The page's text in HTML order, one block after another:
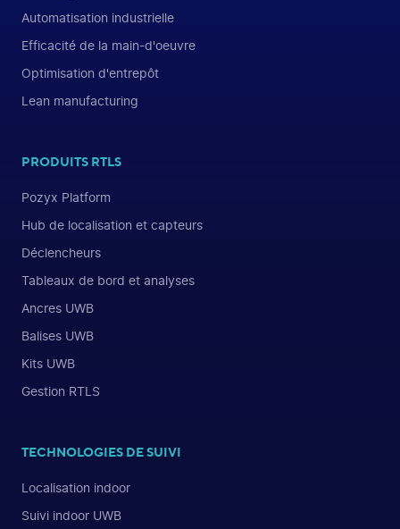
Automatisation industrielle
Efficacité de la main-d'oeuvre
Optimisation d'entrepôt
Lean manufacturing
PRODUITS RTLS
Pozyx Platform
Hub de localisation et capteurs
Déclencheurs
Tableaux de bord et analyses
Ancres UWB
Balises UWB
Kits UWB
Gestion RTLS
TECHNOLOGIES DE SUIVI
Localisation indoor
Suivi indoor UWB